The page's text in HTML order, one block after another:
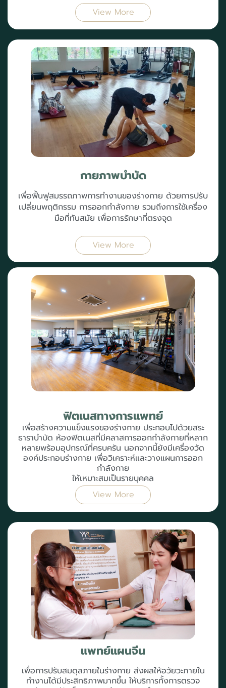
View More
กายภาพบำบัด
เพื่อฟื้นฟูสมรรถภาพการทำงานของร่างกาย ด้วยการปรับ
เปลี่ยนพฤติกรรม การออกกำลังกาย รวมถึงการใช้เครื่อง
มือที่ทันสมัย เพื่อการรักษาที่ตรงจุด
View More
ฟิตเนสทางการแพทย์
เพื่อสร้างความแข็งแรงของร่างกาย ประกอบไปด้วยสระ
ธาราบำบัด ห้องฟิตเนสที่มีคลาสการออกกำลังกายที่หลาก
หลายพร้อมอุปกรณ์ที่ครบครัน นอกจากนี้ยังมีเครื่องวัด
องค์ประกอบร่างกาย เพื่อวิเคราะห์และวางแผนการออก
กำลังกาย
ให้เหมาะสมเป็นรายบุคคล
View More
แพทย์แผนจีน
เพื่อการปรับสมดุลภายในร่างกาย ส่งผลให้อวัยวะภายใน
ทำงานได้มีประสิทธิภาพมากขึ้น ให้บริการทั้งการตรวจ